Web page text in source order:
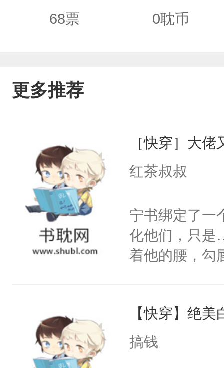
68票 0耽币
更多推荐
［快穿］大
红茶叔叔
宁书绑定了一
化他们，只是
着他的腰，勾
来，给老公
用力——为你
【快穿】绝
搞钱